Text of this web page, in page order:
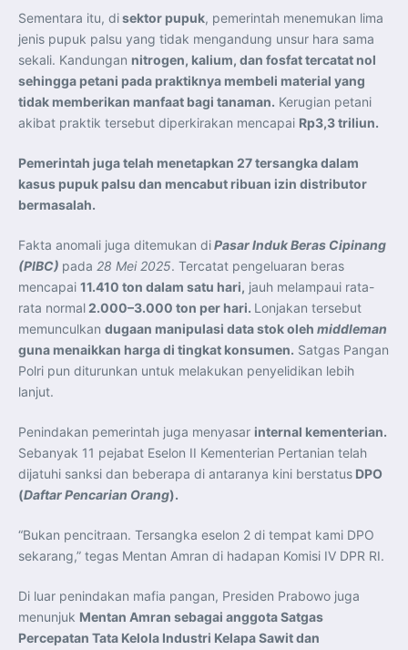
Sementara itu, disektor pupuk, pemerintah menemukan lima
jenis pupuk palsu yang tidak mengandung unsur hara sama
sekali. Kandungan nitrogen, kalium, dan fosfat tercatat nol
sehingga petani pada praktiknya membeli material yang
tidak memberikan manfaat bagi tanaman. Kerugian petani
akibat praktik tersebut diperkirakan mencapai Rp3,3 triliun.
Pemerintah juga telah menetapkan 27 tersangka dalam
kasus pupuk palsu dan mencabut ribuan izin distributor
bermasalah.
Fakta anomali juga ditemukan diPasar Induk Beras Cipinang
(PIBC) pada 28 Mei 2025. Tercatat pengeluaran beras
mencapai 11.410 ton dalam satu hari, jauh melampaui rata-
rata normal2.000–3.000 ton per hari. Lonjakan tersebut
memunculkan dugaan manipulasi data stok oleh middleman
guna menaikkan harga di tingkat konsumen. Satgas Pangan
Polri pun diturunkan untuk melakukan penyelidikan lebih
lanjut.
Penindakan pemerintah juga menyasar internal kementerian.
Sebanyak 11 pejabat Eselon II Kementerian Pertanian telah
dijatuhi sanksi dan beberapa di antaranya kini berstatus DPO
(Daftar Pencarian Orang).
“Bukan pencitraan. Tersangka eselon 2 di tempat kami DPO
sekarang,” tegas Mentan Amran di hadapan Komisi IV DPR RI.
Di luar penindakan mafia pangan, Presiden Prabowo juga
menunjuk Mentan Amran sebagai anggota Satgas
Percepatan Tata Kelola Industri Kelapa Sawit dan